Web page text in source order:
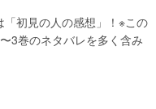
初見の人の感想」！※この
3巻のネタバレを多く含み